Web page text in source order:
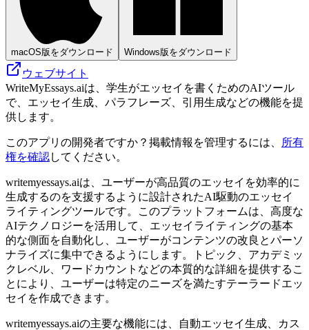
macOS版をダウンロード Windows版をダウンロード
ウェブサイト
WriteMyEssays.aiは、学生がエッセイを書くためのAIツール
で、エッセイ生成、パラフレーズ、引用生成などの機能を提
供します。
このアプリの開発者ですか？掲載情報を管理するには、
所有
権を確認してください。
writemyessays.aiは、ユーザーが高品質のエッセイを効率的に
生成するのを支援するように設計されたAI駆動のエッセイ
ライティングツールです。このプラットフォームは、高度な
AIテクノロジーを活用して、エッセイライティングの基本
的な側面を自動化し、ユーザーがコンテンツの改良とパーソ
ナライズに集中できるようにします。トピック、アカデミッ
クレベル、ワードカウントなどの本質的な詳細を提供するこ
とにより、ユーザーは特定のニーズを満たすテーラードエッ
セイを作成できます。
writemyessays.aiの主要な機能には、自動エッセイ生成、カス